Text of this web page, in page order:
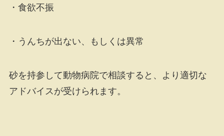
・食欲不振
・うんちが出ない、もしくは異常
砂を持参して動物病院で相談すると、より適切な
アドバイスが受けられます。